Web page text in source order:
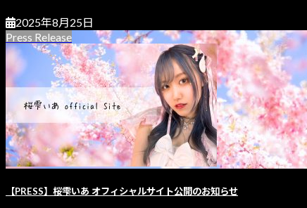
2025年8月25日
Press Release
【PRESS】桜雫いあ オフィシャルサイト公開のお知らせ